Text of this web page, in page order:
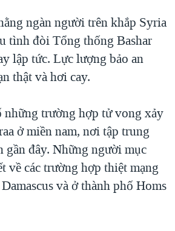
ngàn người trên khắp Syria
tình đòi Tổng thống Bashar
lập tức. Lực lượng bảo an
thật và hơi cay.
những trường hợp tử vong xảy
ở miền nam, nơi tập trung
gần đây. Những người mục
về các trường hợp thiệt mạng
và ở thành phố Homs